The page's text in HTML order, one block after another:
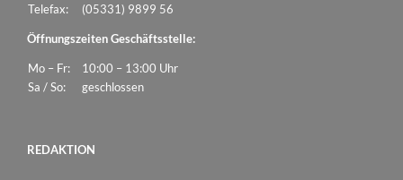
Telefax:
(05331) 9899 56
Öffnungszeiten Geschäftsstelle:
Mo – Fr:
10:00 – 13:00 Uhr
Sa / So:
geschlossen
REDAKTION